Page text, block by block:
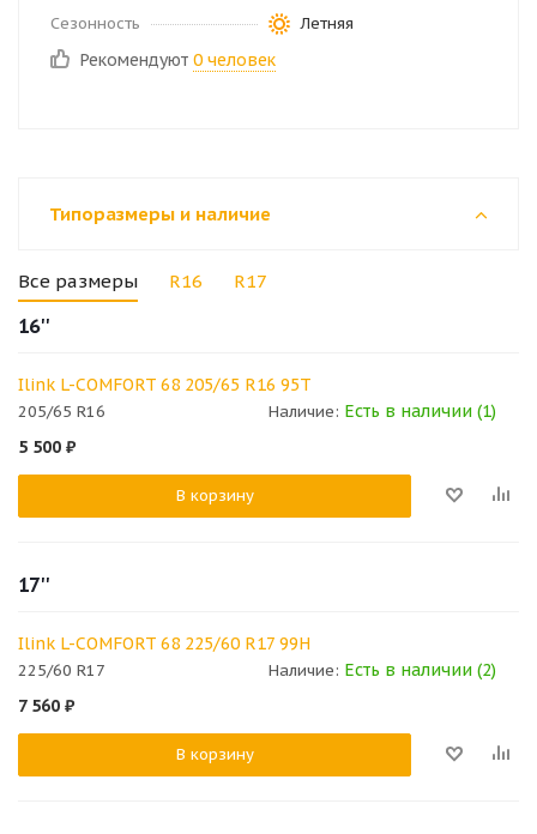
Сезонность Летняя
Рекомендуют 0 человек
Типоразмеры и наличие
Все размеры R16 R17
16''
Ilink L-COMFORT 68 205/65 R16 95T
205/65 R16 Наличие: Есть в наличии (1)
5 500 ₽
В корзину
17''
Ilink L-COMFORT 68 225/60 R17 99H
225/60 R17 Наличие: Есть в наличии (2)
7 560 ₽
В корзину